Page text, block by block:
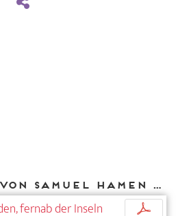
Weitere Texte von Samuel Hamen bei DIAPHANES
fernab der Inseln p